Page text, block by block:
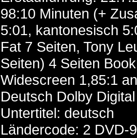
98:10 Minuten (+
5:01, kantonesisch
Fat 7 Seiten, Tony
Seiten) 4 Seiten
Widescreen 1,85:1
Deutsch Dolby
Untertitel: deutsch
Ländercode: 2 DVD-